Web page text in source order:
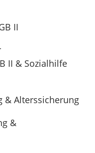
II
II & Sozialhilfe
& Alterssicherung
&